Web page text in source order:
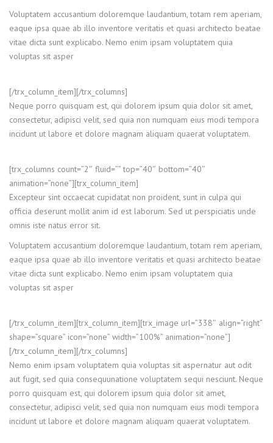
Voluptatem accusantium doloremque laudantium, totam rem aperiam,
eaque ipsa quae ab illo inventore veritatis et quasi architecto beatae
vitae dicta sunt explicabo. Nemo enim ipsam voluptatem quia
voluptas sit asper
[/trx_column_item][/trx_columns]
Neque porro quisquam est, qui dolorem ipsum quia dolor sit amet,
consectetur, adipisci velit, sed quia non numquam eius modi tempora
incidunt ut labore et dolore magnam aliquam quaerat voluptatem.
[trx_columns count=”2″ fluid=”” top=”40″ bottom=”40″
animation=”none”][trx_column_item]
Excepteur sint occaecat cupidatat non proident, sunt in culpa qui
officia deserunt mollit anim id est laborum. Sed ut perspiciatis unde
omnis iste natus error sit.
Voluptatem accusantium doloremque laudantium, totam rem aperiam,
eaque ipsa quae ab illo inventore veritatis et quasi architecto beatae
vitae dicta sunt explicabo. Nemo enim ipsam voluptatem quia
voluptas sit asper
[/trx_column_item][trx_column_item][trx_image url=”338″ align=”right”
shape=”square” icon=”none” width=”100%” animation=”none”]
[/trx_column_item][/trx_columns]
Nemo enim ipsam voluptatem quia voluptas sit aspernatur aut odit
aut fugit, sed quia consequunatione voluptatem sequi nesciunt. Neque
porro quisquam est, qui dolorem ipsum quia dolor sit amet,
consectetur, adipisci velit, sed quia non numquam eius modi tempora
incidunt ut labore et dolore magnam aliquam quaerat voluptatem.